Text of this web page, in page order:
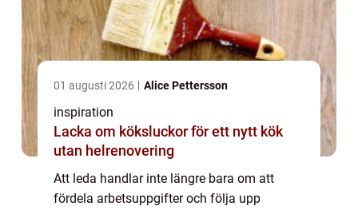
01 augusti 2026 Alice Pettersson
inspiration
Lacka om köksluckor för ett nytt kök
utan helrenovering
Att leda handlar inte längre bara om att
fördela arbetsuppgifter och följa upp